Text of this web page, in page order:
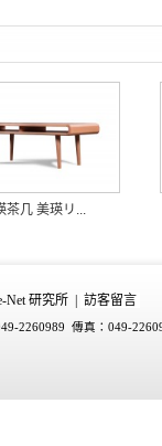
茶几 美瑛リ...
Net 研究所 訪客留言
2260989 傳真：049-